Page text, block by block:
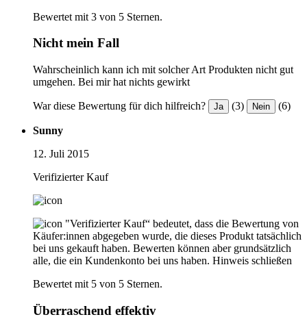
Bewertet mit 3 von 5 Sternen.
Nicht mein Fall
Wahrscheinlich kann ich mit solcher Art Produkten nicht gut
umgehen. Bei mir hat nichts gewirkt
War diese Bewertung für dich hilfreich? Ja (3) Nein (6)
Sunny
12. Juli 2015
Verifizierter Kauf
"Verifizierter Kauf“ bedeutet, dass die Bewertung von
Käufer:innen abgegeben wurde, die dieses Produkt tatsächlich
bei uns gekauft haben. Bewerten können aber grundsätzlich
alle, die ein Kundenkonto bei uns haben. Hinweis schließen
Bewertet mit 5 von 5 Sternen.
Überraschend effektiv